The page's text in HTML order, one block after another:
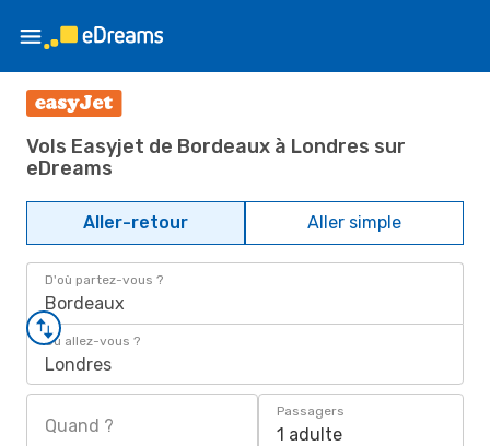
Vols Easyjet de Bordeaux à Londres sur
eDreams
Aller-retour Aller simple
D'où partez-vous ?
Bordeaux
Où allez-vous ?
Londres
Quand ?
Passagers
1 adulte